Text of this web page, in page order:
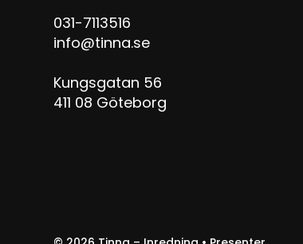
031-7113516
info@tinna.se
Kungsgatan 56
411 08 Göteborg